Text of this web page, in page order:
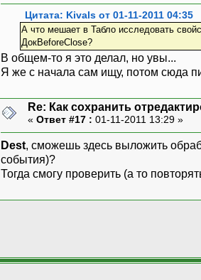
Цитата: Kivals от 01-11-2011 04:35
А что мешает в Табло исследовать
ДокBeforeClose?
В общем-то я это делал, но увы...
Я же с начала сам ищу, потом сюда
Re: Как сохранить
« Ответ #17 : 01-11-2011 13:29 »
Dest, сможешь здесь выложить
события)?
Тогда смогу проверить (а то